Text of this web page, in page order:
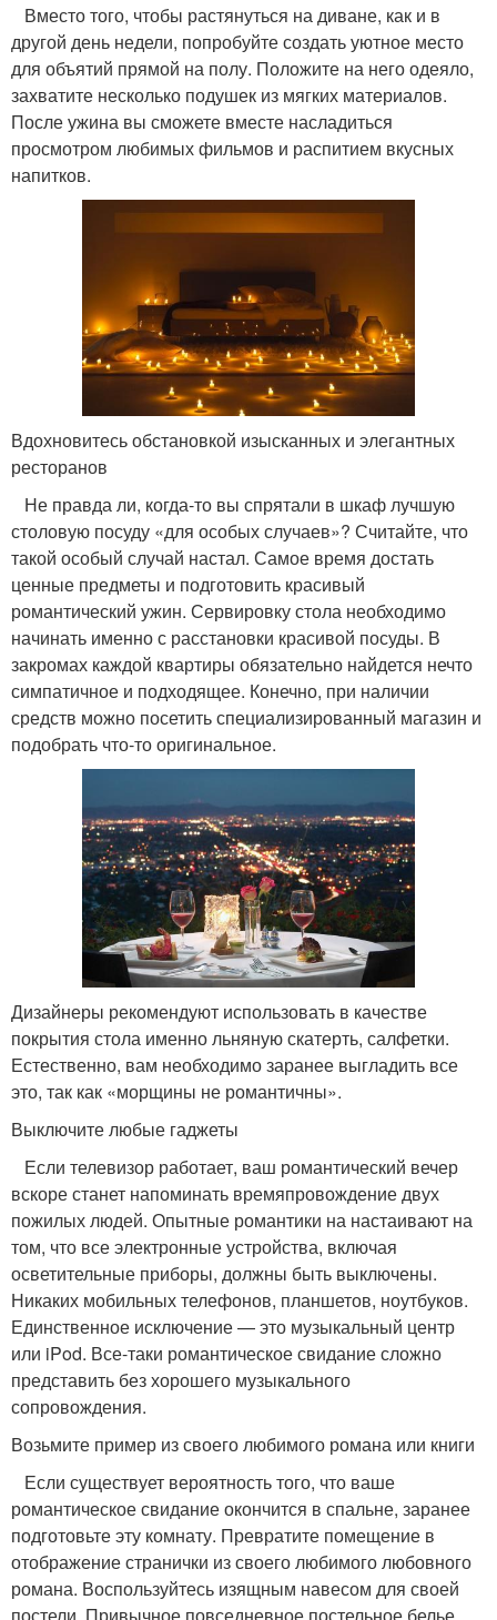
Вместо того, чтобы растянуться на диване, как и в
другой день недели, попробуйте создать уютное место
для объятий прямой на полу. Положите на него одеяло,
захватите несколько подушек из мягких материалов.
После ужина вы сможете вместе насладиться
просмотром любимых фильмов и распитием вкусных
напитков.
Вдохновитесь обстановкой изысканных и элегантных
ресторанов
Не правда ли, когда-то вы спрятали в шкаф лучшую
столовую посуду «для особых случаев»? Считайте, что
такой особый случай настал. Самое время достать
ценные предметы и подготовить красивый
романтический ужин. Сервировку стола необходимо
начинать именно с расстановки красивой посуды. В
закромах каждой квартиры обязательно найдется нечто
симпатичное и подходящее. Конечно, при наличии
средств можно посетить специализированный магазин и
подобрать что-то оригинальное.
Дизайнеры рекомендуют использовать в качестве
покрытия стола именно льняную скатерть, салфетки.
Естественно, вам необходимо заранее выгладить все
это, так как «морщины не романтичны».
Выключите любые гаджеты
Если телевизор работает, ваш романтический вечер
вскоре станет напоминать времяпровождение двух
пожилых людей. Опытные романтики на настаивают на
том, что все электронные устройства, включая
осветительные приборы, должны быть выключены.
Никаких мобильных телефонов, планшетов, ноутбуков.
Единственное исключение — это музыкальный центр
или iPod. Все-таки романтическое свидание сложно
представить без хорошего музыкального
сопровождения.
Возьмите пример из своего любимого романа или книги
Если существует вероятность того, что ваше
романтическое свидание окончится в спальне, заранее
подготовьте эту комнату. Превратите помещение в
отображение странички из своего любимого любовного
романа. Воспользуйтесь изящным навесом для своей